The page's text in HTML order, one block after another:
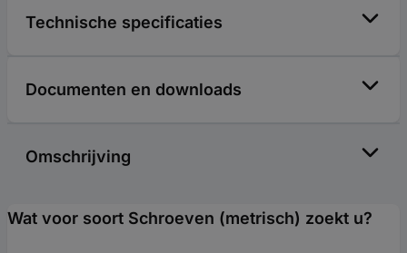
Technische specificaties
Documenten en downloads
Omschrijving
Wat voor soort Schroeven (metrisch) zoekt u?